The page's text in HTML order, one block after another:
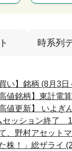
時系列
い】銘柄 (8月3日
値銘柄】東計電
値更新】 いよぎ
セッション終了
、野村アセット
株！」総ザラ